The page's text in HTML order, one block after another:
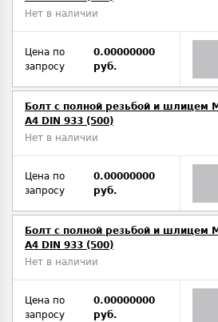
Нет в наличии
Цена по
запросу
0.00000000
руб.
Болт с полной резьбой и шлицем
A4 DIN 933 (500)
Нет в наличии
Цена по
запросу
0.00000000
руб.
Болт с полной резьбой и шлицем
A4 DIN 933 (500)
Нет в наличии
Цена по
запросу
0.00000000
руб.